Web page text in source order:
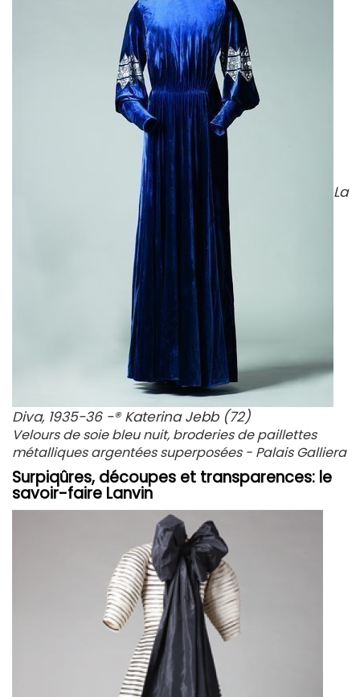
La
Diva, 1935-36 -® Katerina Jebb (72)
Velours de soie bleu nuit, broderies de paillettes
métalliques argentées superposées - Palais Galliera
Surpiqûres, découpes et transparences: le
savoir-faire Lanvin